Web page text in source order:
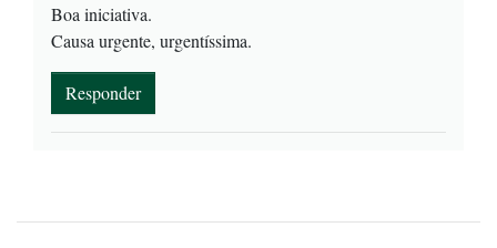
Boa iniciativa.
Causa urgente, urgentíssima.
Responder